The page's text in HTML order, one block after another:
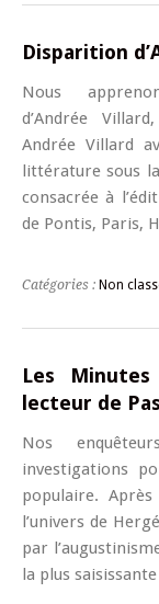
Disparition
Nous
d’Andrée
Andrée Villard
littérature sous
consacrée à
de Pontis, Paris,
Catégories : Non
Les
lecteur de
Nos
investigations
populaire.
l’univers de
par
la plus